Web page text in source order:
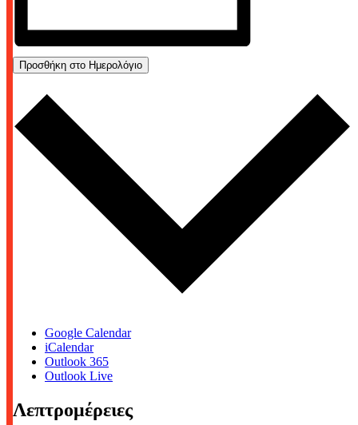
Προσθήκη στο Ημερολόγιο
Google Calendar
iCalendar
Outlook 365
Outlook Live
Λεπτρομέρειες